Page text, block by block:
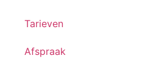
Tarieven
Afspraak